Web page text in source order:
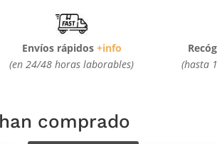
Envíos rápidos +info
(en 24/48 horas laborables)
(hasta
comprado